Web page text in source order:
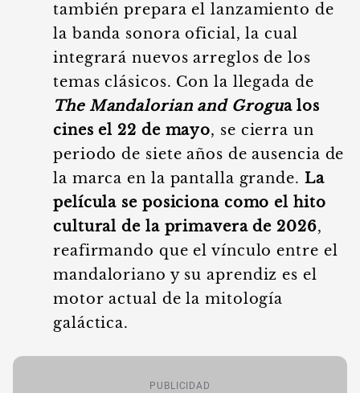
también prepara el lanzamiento de
la banda sonora oficial, la cual
integrará nuevos arreglos de los
temas clásicos. Con la llegada de
The Mandalorian and Grogua los
cines el 22 de mayo, se cierra un
periodo de siete años de ausencia de
la marca en la pantalla grande. La
película se posiciona como el hito
cultural de la primavera de 2026,
reafirmando que el vínculo entre el
mandaloriano y su aprendiz es el
motor actual de la mitología
galáctica.
PUBLICIDAD